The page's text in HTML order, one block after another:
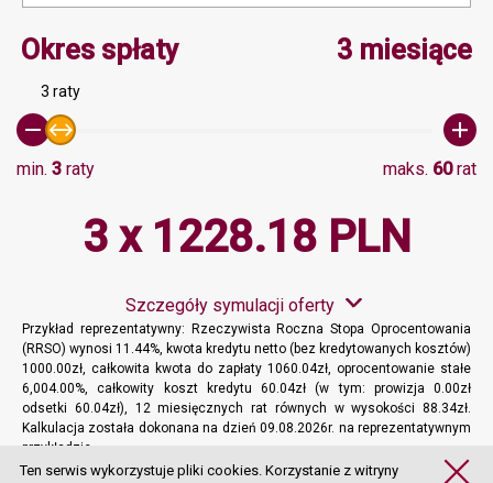
Okres spłatyMinimalna wartość 3,
3 miesiące
3 raty
min. 3 raty maks. 60rat
3 x 1228.18 PLN
Szczegóły symulacji oferty
Przykład reprezentatywny: Rzeczywista Roczna Stopa Oprocentowania
(RRSO) wynosi 11.44%, kwota kredytu netto (bez kredytowanych kosztów)
1000.00zł, całkowita kwota do zapłaty 1060.04zł, oprocentowanie stałe
6,004.00%, całkowity koszt kredytu 60.04zł (w tym: prowizja 0.00zł
odsetki 60.04zł), 12 miesięcznych rat równych w wysokości 88.34zł.
Kalkulacja została dokonana na dzień 09.08.2026r. na reprezentatywnym
przykładzie.
Więcej informacji
Ten serwis wykorzystuje pliki cookies. Korzystanie z witryny